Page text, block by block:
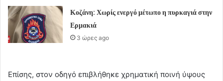
Κοζάνη: Χωρίς ενεργό μέτωπο η πυρκαγιά στην
Ερμακιά
3 ώρες ago
Επίσης, στον οδηγό επιβλήθηκε χρηματική ποινή ύψους